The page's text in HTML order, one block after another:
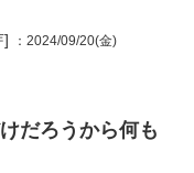
] ：2024/09/20(金)
だろうから何も